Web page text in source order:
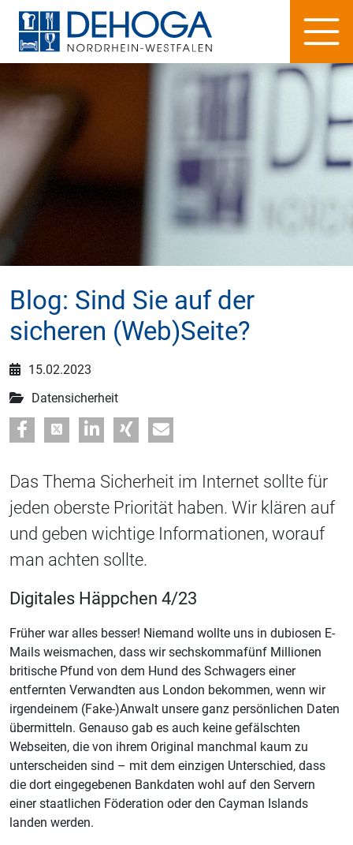
Blog: Sind Sie auf der
sicheren (Web)Seite?
15.02.2023
Datensicherheit
Das Thema Sicherheit im Internet sollte für
jeden oberste Priorität haben. Wir klären auf
und geben wichtige Informationen, worauf
man achten sollte.
Digitales Häppchen 4/23
Früher war alles besser! Niemand wollte uns in dubiosen E-
Mails weismachen, dass wir sechskommafünf Millionen
britische Pfund von dem Hund des Schwagers einer
entfernten Verwandten aus London bekommen, wenn wir
irgendeinem (Fake-)Anwalt unsere ganz persönlichen Daten
übermitteln. Genauso gab es auch keine gefälschten
Webseiten, die von ihrem Original manchmal kaum zu
unterscheiden sind – mit dem einzigen Unterschied, dass
die dort eingegebenen Bankdaten wohl auf den Servern
einer staatlichen Föderation oder den Cayman Islands
landen werden.